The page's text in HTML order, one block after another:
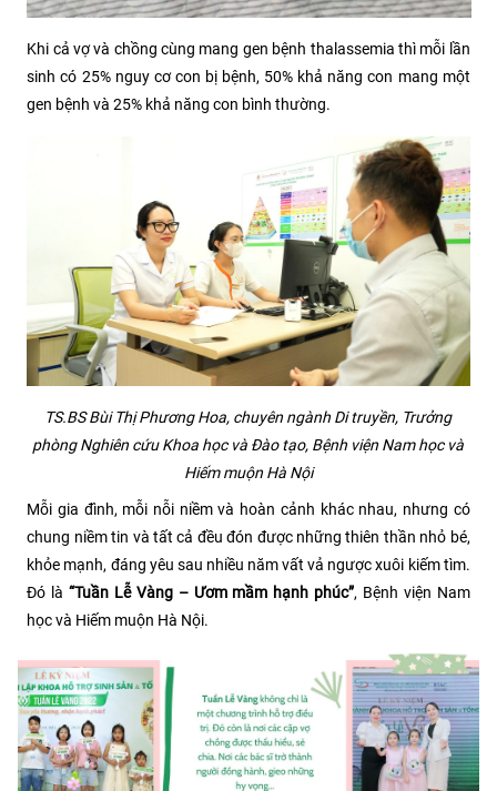
Khi cả vợ và chồng cùng mang gen bệnh thalassemia thì mỗi lần
sinh có 25% nguy cơ con bị bệnh, 50% khả năng con mang một
gen bệnh và 25% khả năng con bình thường.
TS.BS Bùi Thị Phương Hoa, chuyên ngành Di truyền, Trưởng
phòng Nghiên cứu Khoa học và Đào tạo, Bệnh viện Nam học và
Hiếm muộn Hà Nội
Mỗi gia đình, mỗi nỗi niềm và hoàn cảnh khác nhau, nhưng có
chung niềm tin và tất cả đều đón được những thiên thần nhỏ bé,
khỏe mạnh, đáng yêu sau nhiều năm vất vả ngược xuôi kiếm tìm.
Đó là“Tuần Lễ Vàng – Ươm mầm hạnh phúc”, Bệnh viện Nam
học và Hiếm muộn Hà Nội.